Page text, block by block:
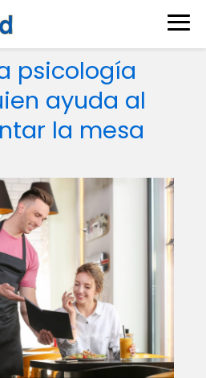
psicología
ayuda al
la mesa